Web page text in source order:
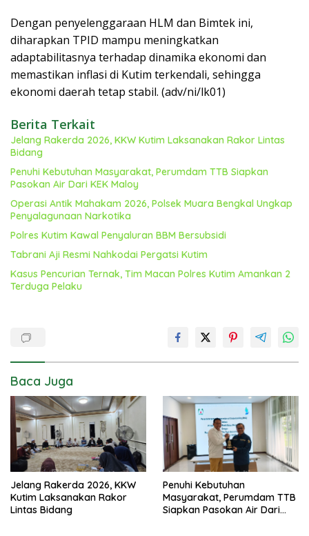
Dengan penyelenggaraan HLM dan Bimtek ini,
diharapkan TPID mampu meningkatkan
adaptabilitasnya terhadap dinamika ekonomi dan
memastikan inflasi di Kutim terkendali, sehingga
ekonomi daerah tetap stabil. (adv/ni/lk01)
Berita Terkait
Jelang Rakerda 2026, KKW Kutim Laksanakan Rakor Lintas
Bidang
Penuhi Kebutuhan Masyarakat, Perumdam TTB Siapkan
Pasokan Air Dari KEK Maloy
Operasi Antik Mahakam 2026, Polsek Muara Bengkal Ungkap
Penyalagunaan Narkotika
Polres Kutim Kawal Penyaluran BBM Bersubsidi
Tabrani Aji Resmi Nahkodai Pergatsi Kutim
Kasus Pencurian Ternak, Tim Macan Polres Kutim Amankan 2
Terduga Pelaku
Baca Juga
Jelang Rakerda 2026, KKW
Kutim Laksanakan Rakor
Lintas Bidang
Penuhi Kebutuhan
Masyarakat, Perumdam TTB
Siapkan Pasokan Air Dari